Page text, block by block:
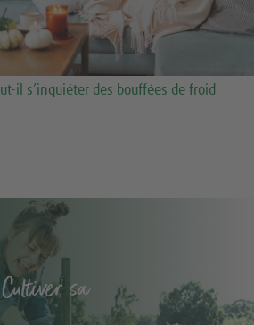
il s’inquiéter des bouffées de froid
sa